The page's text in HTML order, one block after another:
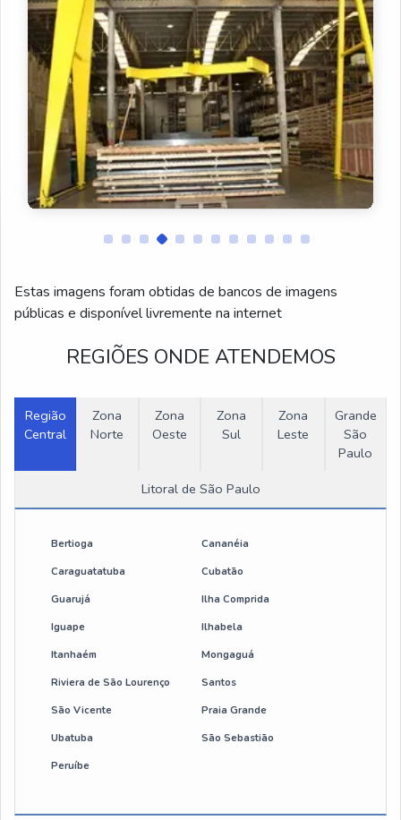
Pórtico metálico
pórtico rolante
Pórtico estrutura metálica
Pórtico de concreto
Mini ponte rolante
Ponte rolante para marmoraria
Ponte rolante a venda
Ponte rolante portico
Ponte rolante 10 ton
Portico rolante 5 toneladas
cabo para botoeira pendente
cabo para botoeira de ponte rolante
botoeira pendente 2 botões
botoeira de comando elétrico
Estas imagens foram obtidas de bancos de imagens
públicas e disponível livremente na internet
REGIÕES ONDE ATENDEMOS
Região
Central
Zona
Norte
Zona
Oeste
Zona
Sul
Zona
Leste
Grande
São
Paulo
Litoral de São Paulo
Bertioga Cananéia
Caraguatatuba Cubatão
Guarujá Ilha Comprida
Iguape Ilhabela
Itanhaém Mongaguá
Riviera de São Lourenço Santos
São Vicente Praia Grande
Ubatuba São Sebastião
Peruíbe